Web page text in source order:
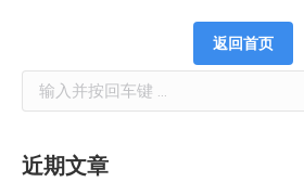
返回首页
近期文章